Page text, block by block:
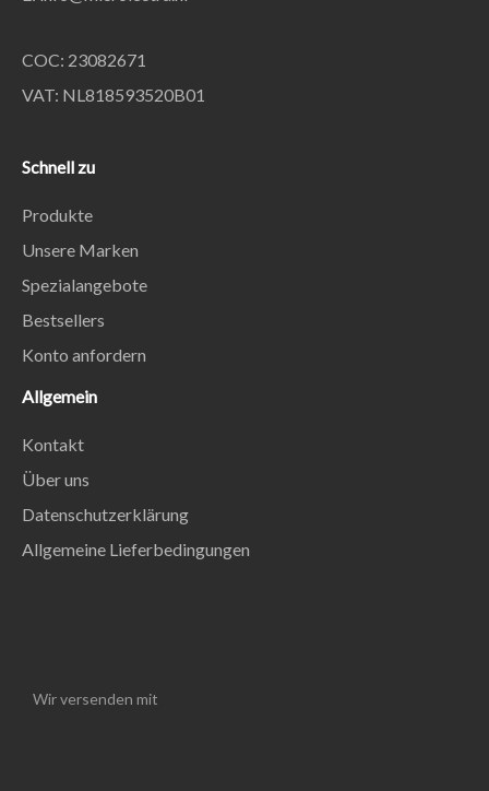
COC: 23082671
VAT: NL818593520B01
Schnell zu
Produkte
Unsere Marken
Spezialangebote
Bestsellers
Konto anfordern
Allgemein
Kontakt
Über uns
Datenschutzerklärung
Allgemeine Lieferbedingungen
Wir versenden mit